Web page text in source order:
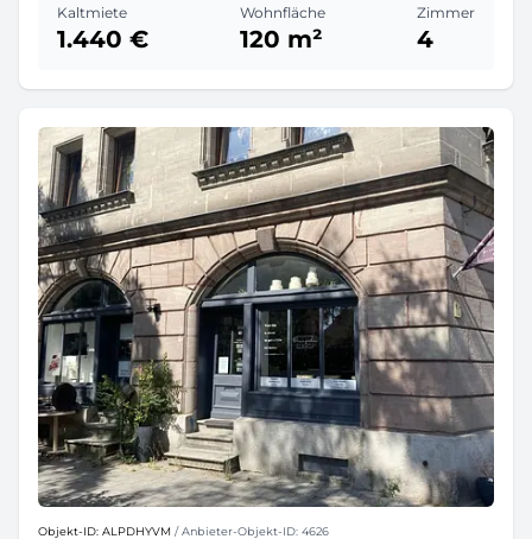
Kaltmiete
1.440 €
Wohnfläche
120 m²
Zimmer
4
Objekt-ID: ALPDHYVM / Anbieter-Objekt-ID: 4626